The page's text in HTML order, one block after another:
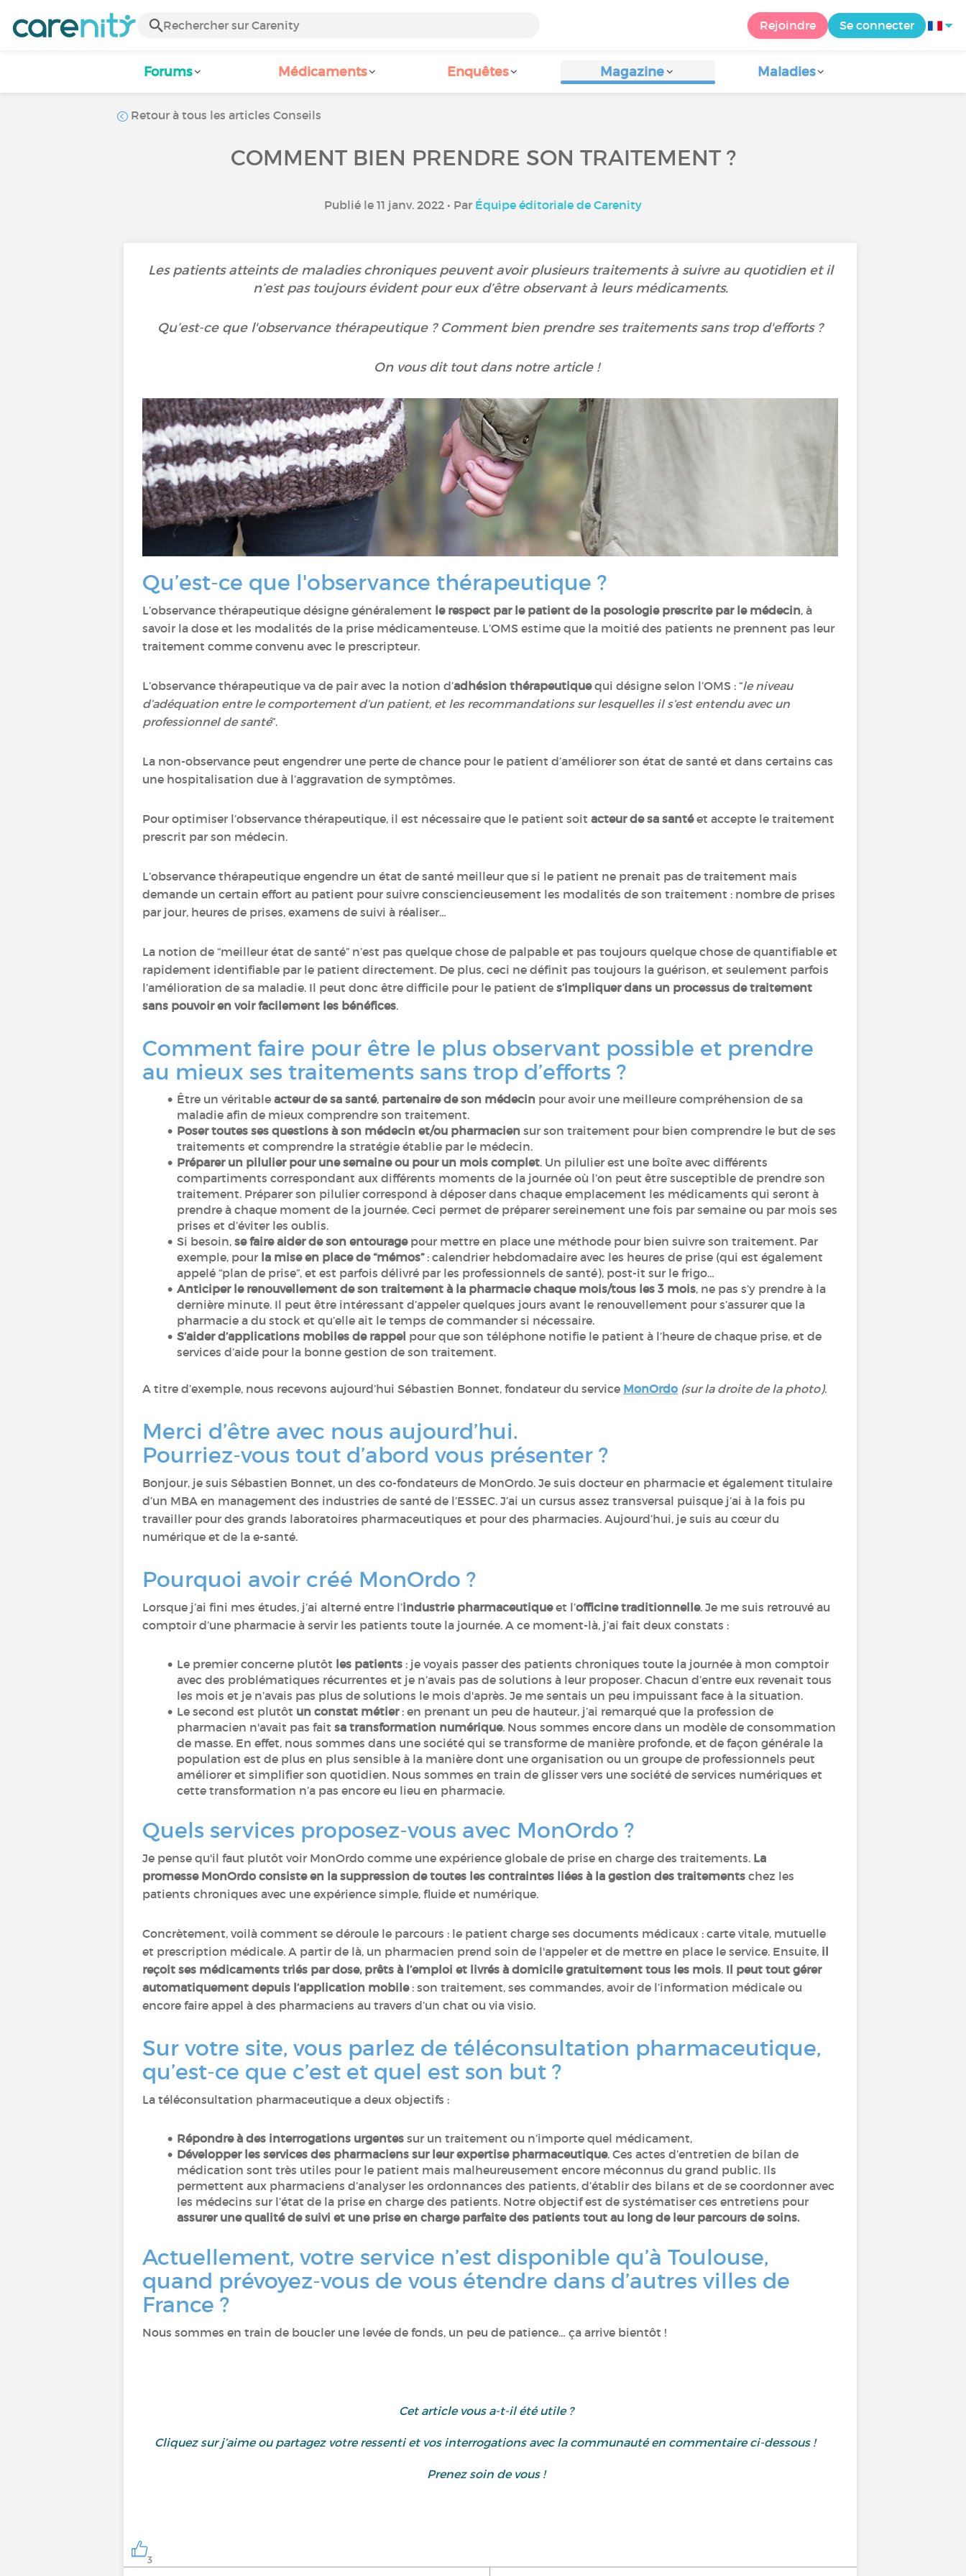
Rejoindre Se connecter
Forums Médicaments Enquêtes Magazine Maladies
Retour à tous les articles Conseils
COMMENT BIEN PRENDRE SON TRAITEMENT ?
Publié le 11 janv. 2022 • Par Équipe éditoriale de Carenity
Les patients atteints de maladies chroniques peuvent avoir plusieurs traitements à suivre au quotidien et il
n’est pas toujours évident pour eux d’être observant à leurs médicaments.
Qu’est-ce que l'observance thérapeutique ? Comment bien prendre ses traitements sans trop d'efforts ?
On vous dit tout dans notre article !
Qu’est-ce que l'observance thérapeutique ?
L’observance thérapeutique désigne généralement le respect par le patient de la posologie prescrite par le médecin, à
savoir la dose et les modalités de la prise médicamenteuse. L’OMS estime que la moitié des patients ne prennent pas leur
traitement comme convenu avec le prescripteur.
L’observance thérapeutique va de pair avec la notion d’adhésion thérapeutiquequi désigne selon l’OMS : “le niveau
d’adéquation entre le comportement d’un patient, et les recommandations sur lesquelles il s’est entendu avec un
professionnel de santé”.
La non-observance peut engendrer une perte de chance pour le patient d’améliorer son état de santé et dans certains cas
une hospitalisation due à l’aggravation de symptômes.
Pour optimiser l’observance thérapeutique, il est nécessaire que le patient soit acteur de sa santéet accepte le traitement
prescrit par son médecin.
L’observance thérapeutique engendre un état de santé meilleur que si le patient ne prenait pas de traitement mais
demande un certain effort au patient pour suivre consciencieusement les modalités de son traitement : nombre de prises
par jour, heures de prises, examens de suivi à réaliser…
La notion de “meilleur état de santé” n’est pas quelque chose de palpable et pas toujours quelque chose de quantifiable et
rapidement identifiable par le patient directement. De plus, ceci ne définit pas toujours la guérison, et seulement parfois
l’amélioration de sa maladie. Il peut donc être difficile pour le patient de s’impliquer dans un processus de traitement
sans pouvoir en voir facilement les bénéfices.
Comment faire pour être le plus observant possible et prendre
au mieux ses traitements sans trop d’efforts ?
Être un véritable acteur de sa santé, partenaire de son médecinpour avoir une meilleure compréhension de sa
maladie afin de mieux comprendre son traitement.
Poser toutes ses questions à son médecin et/ou pharmaciensur son traitement pour bien comprendre le but de ses
traitements et comprendre la stratégie établie par le médecin.
Préparer un pilulier pour une semaine ou pour un mois complet. Un pilulier est une boîte avec différents
compartiments correspondant aux différents moments de la journée où l’on peut être susceptible de prendre son
traitement. Préparer son pilulier correspond à déposer dans chaque emplacement les médicaments qui seront à
prendre à chaque moment de la journée. Ceci permet de préparer sereinement une fois par semaine ou par mois ses
prises et d’éviter les oublis.
Si besoin, se faire aider de son entouragepour mettre en place une méthode pour bien suivre son traitement. Par
exemple, pour la mise en place de “mémos”: calendrier hebdomadaire avec les heures de prise (qui est également
appelé “plan de prise”, et est parfois délivré par les professionnels de santé), post-it sur le frigo…
Anticiper le renouvellement de son traitement à la pharmacie chaque mois/tous les 3 mois, ne pas s’y prendre à la
dernière minute. Il peut être intéressant d’appeler quelques jours avant le renouvellement pour s’assurer que la
pharmacie a du stock et qu’elle ait le temps de commander si nécessaire.
S’aider d’applications mobiles de rappel pour que son téléphone notifie le patient à l’heure de chaque prise, et de
services d’aide pour la bonne gestion de son traitement.
A titre d’exemple, nous recevons aujourd’hui Sébastien Bonnet, fondateur du service MonOrdo (sur la droite de la photo).
Merci d’être avec nous aujourd’hui.
Pourriez-vous tout d’abord vous présenter ?
Bonjour, je suis Sébastien Bonnet, un des co-fondateurs de MonOrdo. Je suis docteur en pharmacie et également titulaire
d’un MBA en management des industries de santé de l’ESSEC. J’ai un cursus assez transversal puisque j’ai à la fois pu
travailler pour des grands laboratoires pharmaceutiques et pour des pharmacies. Aujourd’hui, je suis au cœur du
numérique et de la e-santé.
Pourquoi avoir créé MonOrdo ?
Lorsque j’ai fini mes études, j’ai alterné entre l’industrie pharmaceutiqueet l’officine traditionnelle. Je me suis retrouvé au
comptoir d’une pharmacie à servir les patients toute la journée. A ce moment-là, j’ai fait deux constats :
Le premier concerne plutôt les patients: je voyais passer des patients chroniques toute la journée à mon comptoir
avec des problématiques récurrentes et je n’avais pas de solutions à leur proposer. Chacun d’entre eux revenait tous
les mois et je n’avais pas plus de solutions le mois d'après. Je me sentais un peu impuissant face à la situation.
Le second est plutôt un constat métier: en prenant un peu de hauteur, j’ai remarqué que la profession de
pharmacien n'avait pas fait sa transformation numérique. Nous sommes encore dans un modèle de consommation
de masse. En effet, nous sommes dans une société qui se transforme de manière profonde, et de façon générale la
population est de plus en plus sensible à la manière dont une organisation ou un groupe de professionnels peut
améliorer et simplifier son quotidien. Nous sommes en train de glisser vers une société de services numériques et
cette transformation n’a pas encore eu lieu en pharmacie.
Quels services proposez-vous avec MonOrdo ?
Je pense qu'il faut plutôt voir MonOrdo comme une expérience globale de prise en charge des traitements. La
promesse MonOrdo consiste en la suppression de toutes les contraintes liées à la gestion des traitements chez les
patients chroniques avec une expérience simple, fluide et numérique.
Concrètement, voilà comment se déroule le parcours : le patient charge ses documents médicaux : carte vitale, mutuelle
et prescription médicale. A partir de là, un pharmacien prend soin de l'appeler et de mettre en place le service. Ensuite, il
reçoit ses médicaments triés par dose, prêts à l’emploi et livrés à domicile gratuitement tous les mois. Il peut tout gérer
automatiquement depuis l’application mobile: son traitement, ses commandes, avoir de l’information médicale ou
encore faire appel à des pharmaciens au travers d’un chat ou via visio.
Sur votre site, vous parlez de téléconsultation pharmaceutique,
qu’est-ce que c’est et quel est son but ?
La téléconsultation pharmaceutique a deux objectifs :
Répondre à des interrogations urgentessur un traitement ou n’importe quel médicament,
Développer les services des pharmaciens sur leur expertise pharmaceutique. Ces actes d’entretien de bilan de
médication sont très utiles pour le patient mais malheureusement encore méconnus du grand public. Ils
permettent aux pharmaciens d’analyser les ordonnances des patients, d’établir des bilans et de se coordonner avec
les médecins sur l’état de la prise en charge des patients. Notre objectif est de systématiser ces entretiens pour
assurer une qualité de suivi et une prise en charge parfaite des patients tout au long de leur parcours de soins.
Actuellement, votre service n’est disponible qu’à Toulouse,
quand prévoyez-vous de vous étendre dans d’autres villes de
France ?
Nous sommes en train de boucler une levée de fonds, un peu de patience… ça arrive bientôt !
Cet article vous a-t-il été utile ?
Cliquez sur j’aime ou partagez votre ressenti et vos interrogations avec la communauté en commentaire ci-dessous !
Prenez soin de vous !
3